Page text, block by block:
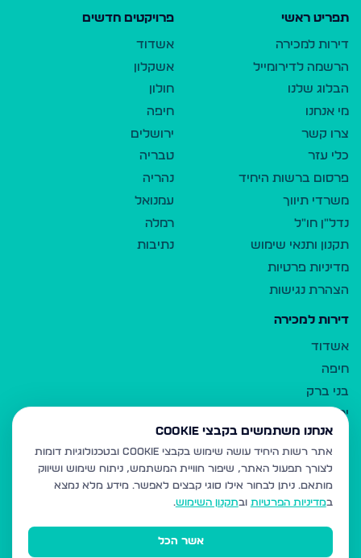
תפריט ראשי
דירות למכירה
הרשמה לדירומייל
הבלוג שלנו
מי אנחנו
צרו קשר
כלי עזר
פרסום ברשות היחיד
משרדי תיווך
נדל"ן חו"ל
תקנון ותנאי שימוש
מדיניות פרטיות
הצהרת נגישות
פרויקטים חדשים
אשדוד
אשקלון
חולון
חיפה
ירושלים
טבריה
נהריה
עמנואל
רמלה
נתיבות
דירות למכירה
אשדוד
חיפה
בני ברק
ירושלים
אלעד
גבעת זאב
בית שמש
רכסים
מודיעין עילית
אנחנו משתמשים בקבצי Cookie
אתר רשות היחיד עושה שימוש בקבצי Cookie ובטכנולוגיות דומות
לצורך תפעול האתר, שיפור חוויית המשתמש, ניתוח שימוש ושיווק
מותאם. ניתן לבחור אילו סוגי קבצים לאפשר. מידע מלא נמצא
במדיניות הפרטיות ובתקנון השימוש.
אשר הכל